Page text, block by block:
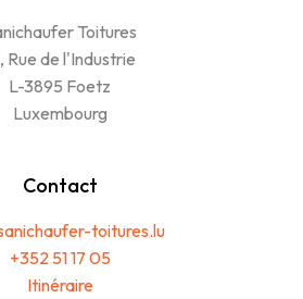
Toitures
Rue de l'Industrie
L-3895 Foetz
Luxembourg
Contact
toitures.lu
+352 51 17 05
Itinéraire